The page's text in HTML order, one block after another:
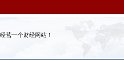
营一个财经网站！